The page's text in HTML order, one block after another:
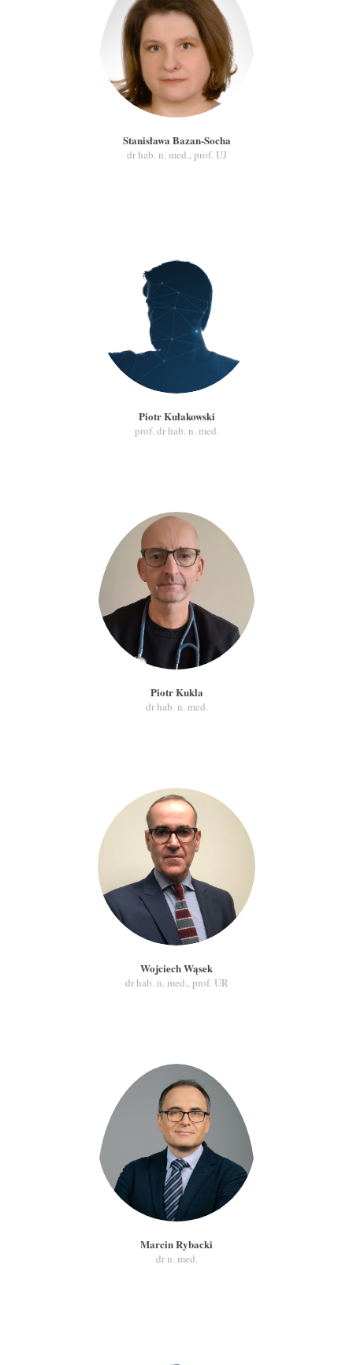
Stanisława Bazan-Socha
dr hab. n. med., prof. UJ
Piotr Kułakowski
prof. dr hab. n. med.
Piotr Kukla
dr hab. n. med.
Wojciech Wąsek
dr hab. n. med., prof. UR
Marcin Rybacki
dr n. med.